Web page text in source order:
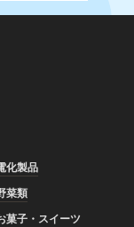
化製品
菜類
菓子・スイーツ